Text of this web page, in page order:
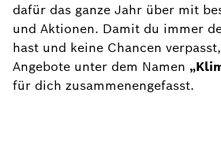
dafür das ganze Jahr über mit
und Aktionen. Damit du immer
hast und keine Chancen
Angebote unter dem Namen
für dich zusammenengefasst.